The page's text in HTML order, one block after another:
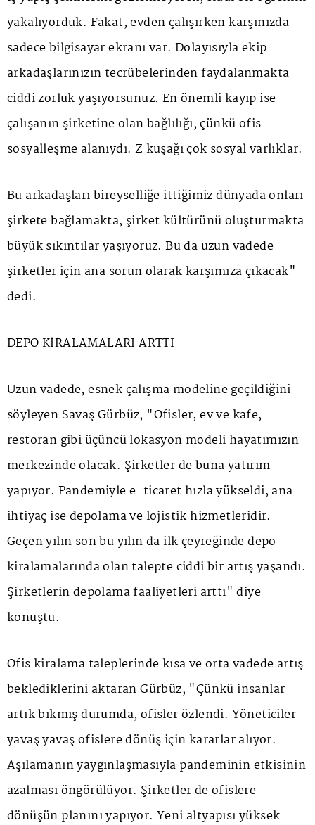
yakalıyorduk. Fakat, evden çalışırken karşınızda
sadece bilgisayar ekranı var. Dolayısıyla ekip
arkadaşlarınızın tecrübelerinden faydalanmakta
ciddi zorluk yaşıyorsunuz. En önemli kayıp ise
çalışanın şirketine olan bağlılığı, çünkü ofis
sosyalleşme alanıydı. Z kuşağı çok sosyal varlıklar.
Bu arkadaşları bireyselliğe ittiğimiz dünyada onları
şirkete bağlamakta, şirket kültürünü oluşturmakta
büyük sıkıntılar yaşıyoruz. Bu da uzun vadede
şirketler için ana sorun olarak karşımıza çıkacak"
dedi.
DEPO KİRALAMALARI ARTTI
Uzun vadede, esnek çalışma modeline geçildiğini
söyleyen Savaş Gürbüz, "Ofisler, ev ve kafe,
restoran gibi üçüncü lokasyon modeli hayatımızın
merkezinde olacak. Şirketler de buna yatırım
yapıyor. Pandemiyle e-ticaret hızla yükseldi, ana
ihtiyaç ise depolama ve lojistik hizmetleridir.
Geçen yılın son bu yılın da ilk çeyreğinde depo
kiralamalarında olan talepte ciddi bir artış yaşandı.
Şirketlerin depolama faaliyetleri arttı" diye
konuştu.
Ofis kiralama taleplerinde kısa ve orta vadede artış
beklediklerini aktaran Gürbüz, "Çünkü insanlar
artık bıkmış durumda, ofisler özlendi. Yöneticiler
yavaş yavaş ofislere dönüş için kararlar alıyor.
Aşılamanın yaygınlaşmasıyla pandeminin etkisinin
azalması öngörülüyor. Şirketler de ofislere
dönüşün planını yapıyor. Yeni altyapısı yüksek